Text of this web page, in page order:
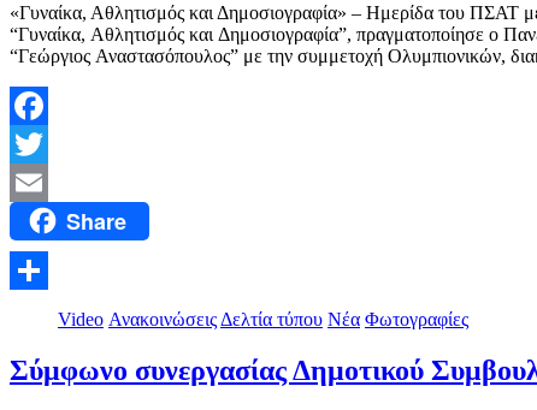
«Γυναίκα, Αθλητισμός και Δημοσιογραφία» – Ημερίδα του ΠΣΑΤ
“Γυναίκα, Αθλητισμός και Δημοσιογραφία”, πραγματοποίησε ο
“Γεώργιος Αναστασόπουλος” με την συμμετοχή Ολυμπιονικών,
Facebook
Twitter
Email Share
Μοιραστείτε
Video Ανακοινώσεις Δελτία τύπου Νέα Φωτογραφίες
Σύμφωνο συνεργασίας Δημοτικού